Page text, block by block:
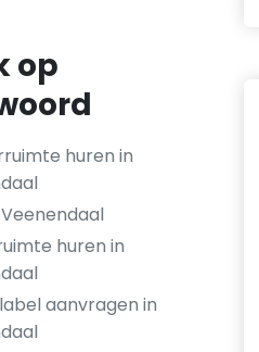
op
huren in
huren in
aanvragen in